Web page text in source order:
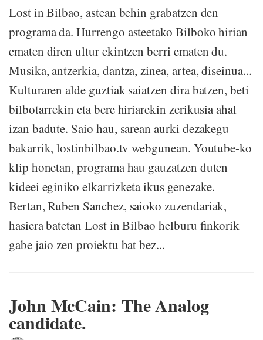
Lost in Bilbao, astean behin grabatzen den
programa da. Hurrengo asteetako Bilboko hirian
ematen diren ultur ekintzen berri ematen du.
Musika, antzerkia, dantza, zinea, artea, diseinua...
Kulturaren alde guztiak saiatzen dira batzen, beti
bilbotarrekin eta bere hiriarekin zerikusia ahal
izan badute. Saio hau, sarean aurki dezakegu
bakarrik, lostinbilbao.tv webgunean. Youtube-ko
klip honetan, programa hau gauzatzen duten
kideei eginiko elkarrizketa ikus genezake.
Bertan, Ruben Sanchez, saioko zuzendariak,
hasiera batetan Lost in Bilbao helburu finkorik
gabe jaio zen proiektu bat bez...
John McCain: The Analog
candidate.